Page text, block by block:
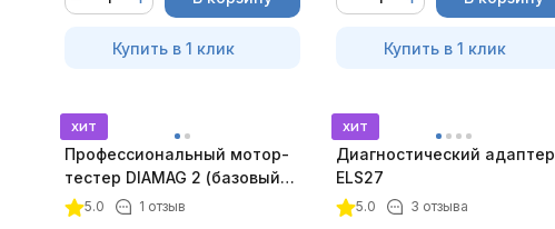
Купить в 1 клик Купить в 1 клик
хит
Профессиональный мотор-
тестер DIAMAG 2 (базовый
комплект)
5.0 1 отзыв
хит
Диагностический адаптер
ELS27
5.0 3 отзыва